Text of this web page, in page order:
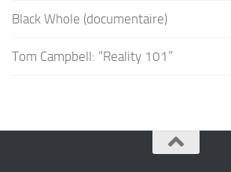
Black Whole (documentaire)
Tom Campbell: “Reality 101”